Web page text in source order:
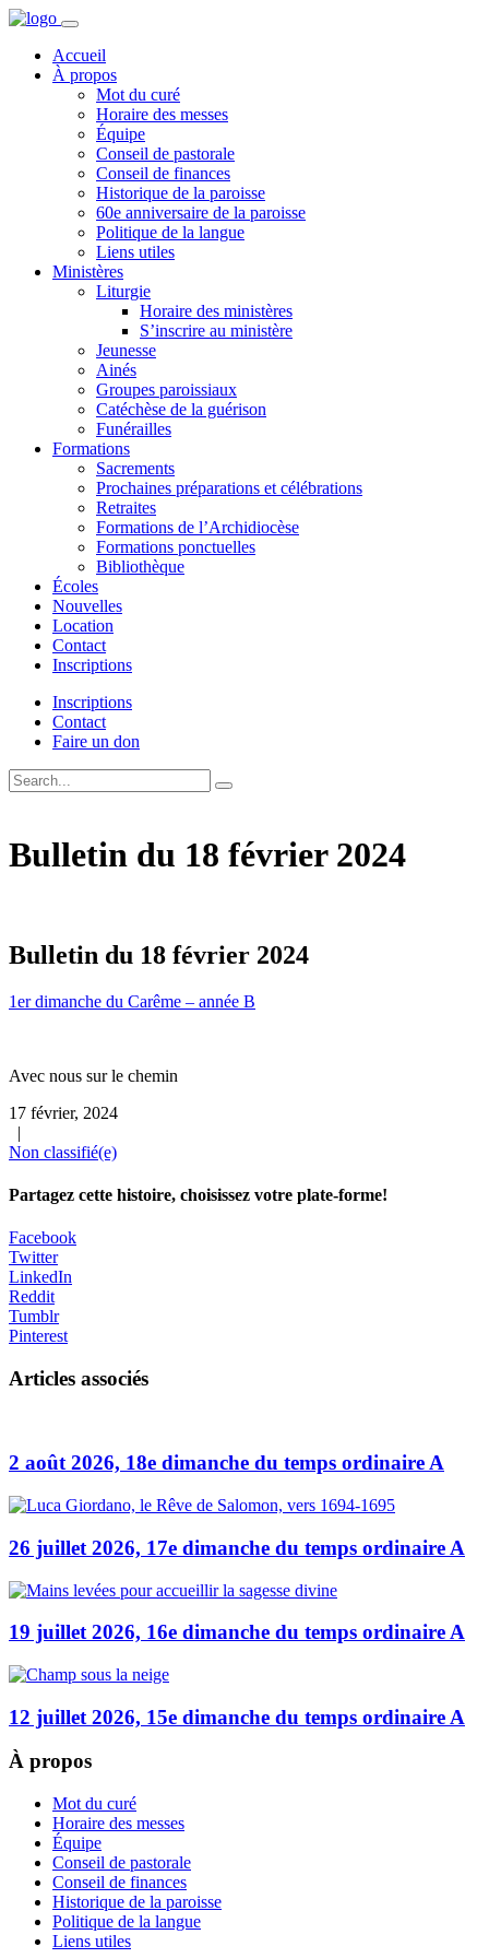
Accueil
À propos
Mot du curé
Horaire des messes
Équipe
Conseil de pastorale
Conseil de finances
Historique de la paroisse
60e anniversaire de la paroisse
Politique de la langue
Liens utiles
Ministères
Liturgie
Horaire des ministères
S’inscrire au ministère
Jeunesse
Ainés
Groupes paroissiaux
Catéchèse de la guérison
Funérailles
Formations
Sacrements
Prochaines préparations et célébrations
Retraites
Formations de l’Archidiocèse
Formations ponctuelles
Bibliothèque
Écoles
Nouvelles
Location
Contact
Inscriptions
Inscriptions
Contact
Faire un don
Bulletin du 18 février 2024
Bulletin du 18 février 2024
1er dimanche du Carême – année B
Avec nous sur le chemin
17 février, 2024
|
Non classifié(e)
Partagez cette histoire, choisissez votre plate-forme!
Facebook
Twitter
LinkedIn
Reddit
Tumblr
Pinterest
Articles associés
2 août 2026, 18e dimanche du temps ordinaire A
26 juillet 2026, 17e dimanche du temps ordinaire A
19 juillet 2026, 16e dimanche du temps ordinaire A
12 juillet 2026, 15e dimanche du temps ordinaire A
À propos
Mot du curé
Horaire des messes
Équipe
Conseil de pastorale
Conseil de finances
Historique de la paroisse
Politique de la langue
Liens utiles